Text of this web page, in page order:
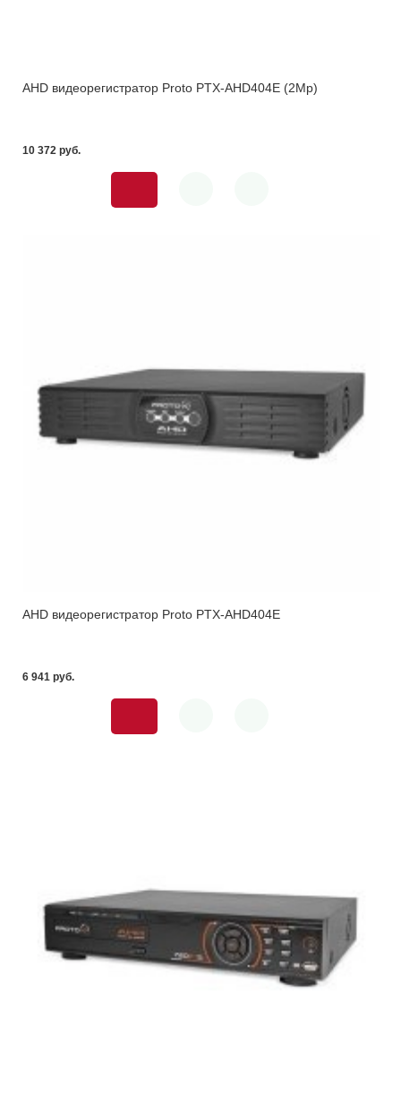
AHD видеорегистратор Proto PTX-AHD404E (2Mp)
10 372 pуб.
AHD видеорегистратор Proto PTX-AHD404E
6 941 pуб.